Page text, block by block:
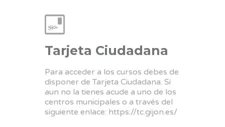
Tarjeta Ciudadana
Para acceder a los cursos debes de
disponer de Tarjeta Ciudadana. Si
aun no la tienes acude a uno de los
centros municipales o a través del
siguiente enlace: https://tc.gijon.es/